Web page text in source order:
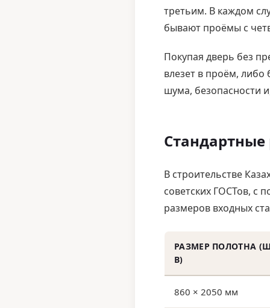
третьим. В каждом
бывают проёмы с
Покупая дверь без
влезет в проём,
шума, безопасности
В строительстве
советских ГОСТов, с
размеров входных
РАЗМЕР ПОЛОТНА
В)
860 × 2050 мм